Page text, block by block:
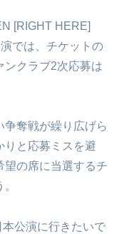
[RIGHT HERE]
では、チケットの
ンクラブ2次応募は
争奪戦が繰り広げら
りと応募ミスを避
望の席に当選するチ
公演に行きたいで